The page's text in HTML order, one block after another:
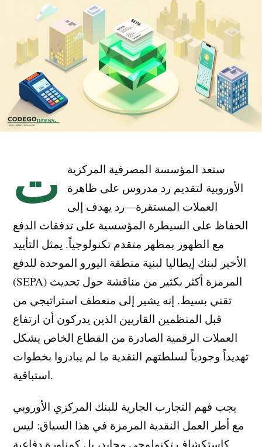
ت
ستعد المؤسسة المصرفية المركزية
الأوروبية لتقديم رد مدروس على ظاهرة
العملات المستقرة—رد يهدف إلى
الحفاظ على السيطرة المؤسسية على تدفقات الدفع
مع الظهور بمظهر متقدم تكنولوجياً. يمثل التأييد
الأخير لبنك إيطاليا لبنية منطقة اليورو الموحدة للدفع
(SEPA) المرمزة أكثر بكثير من مناقشة حول تحديث
تقني بسيط. إنه يشير إلى منعطف استراتيجي من
قبل المنظمين القاريين الذين يدركون أن ارتفاع
العملات الرقمية الصادرة من القطاع الخاص يشكل
تهديداً وجودياً لسلطتهم النقدية ما لم يبادروا بخطوات
استباقية.
يجب فهم التجارب الجارية للبنك المركزي الأوروبي
مع أطر العمل النقدية المرمزة في هذا السياق: ليس
كاستكشاف تكنولوجي محايد، بل كمناورة دفاعية